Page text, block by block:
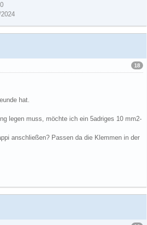
18
hat.
legen muss, möchte ich ein 5adriges 10 mm2-
anschließen? Passen da die Klemmen in der